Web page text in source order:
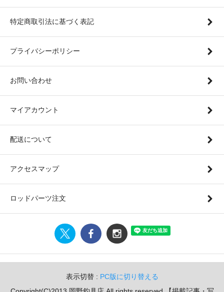
特定商取引法に基づく表記
プライバシーポリシー
お問い合わせ
マイアカウント
配送について
アクセスマップ
ロッドパーツ注文
表示切替 : PC版に切り替える